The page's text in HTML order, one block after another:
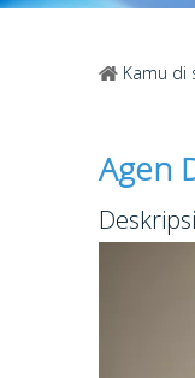
Kamu di
Agen